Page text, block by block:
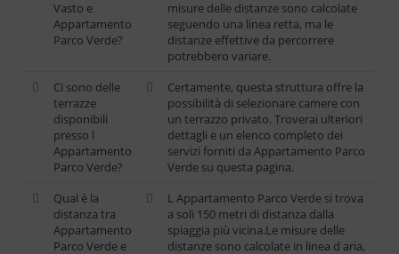
Vasto e
Appartamento
Parco Verde?
misure delle distanze sono calcolate
seguendo una linea retta, ma le
distanze effettive da percorrere
potrebbero variare.
Ci sono delle
terrazze
disponibili
presso l
Appartamento
Parco Verde?
Certamente, questa struttura offre la
possibilità di selezionare camere con
un terrazzo privato. Troverai ulteriori
dettagli e un elenco completo dei
servizi forniti da Appartamento Parco
Verde su questa pagina.
Qual è la
distanza tra
Appartamento
Parco Verde e
L Appartamento Parco Verde si trova
a soli 150 metri di distanza dalla
spiaggia più vicina.Le misure delle
distanze sono calcolate in linea d aria,